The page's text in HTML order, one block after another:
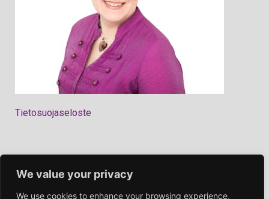
We value your privacy
We use cookies to enhance your browsing experience,
Tietosuojaseloste